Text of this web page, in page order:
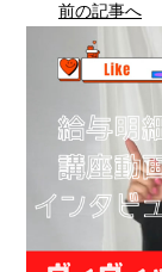
前の記事へ